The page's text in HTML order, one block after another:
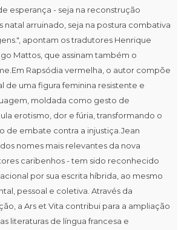
esperança - seja na reconstrução
natal arruinado, seja na postura combativa
apontam os tradutores Henrique
Mattos, que assinam também o
Rapsódia vermelha, o autor compõe
de uma figura feminina resistente e
moldada como gesto de
erotismo, dor e fúria, transformando o
de embate contra a injustiça.Jean
nomes mais relevantes da nova
caribenhos - tem sido reconhecido
por sua escrita híbrida, ao mesmo
pessoal e coletiva. Através da
a Ars et Vita contribui para a ampliação
literaturas de língua francesa e